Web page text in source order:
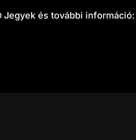
és további információ: